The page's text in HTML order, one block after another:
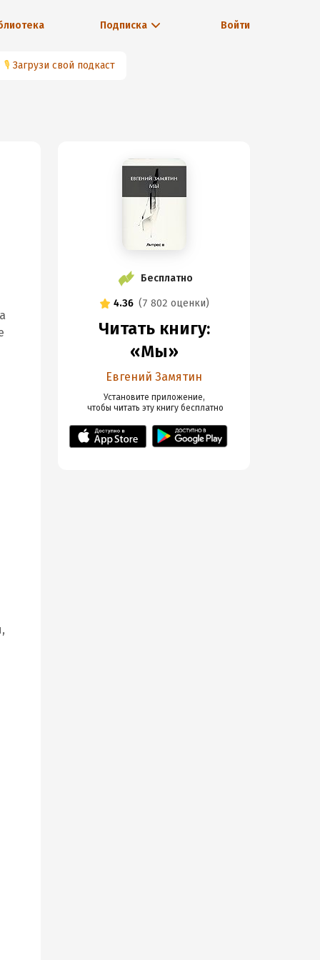
Подписка Войти
🎙 Загрузи свой подкаст
Бесплатно
4.36 (7 802 оценки)
Читать книгу:
«Мы»
Евгений Замятин
Установите приложение,
чтобы читать эту книгу бесплатно